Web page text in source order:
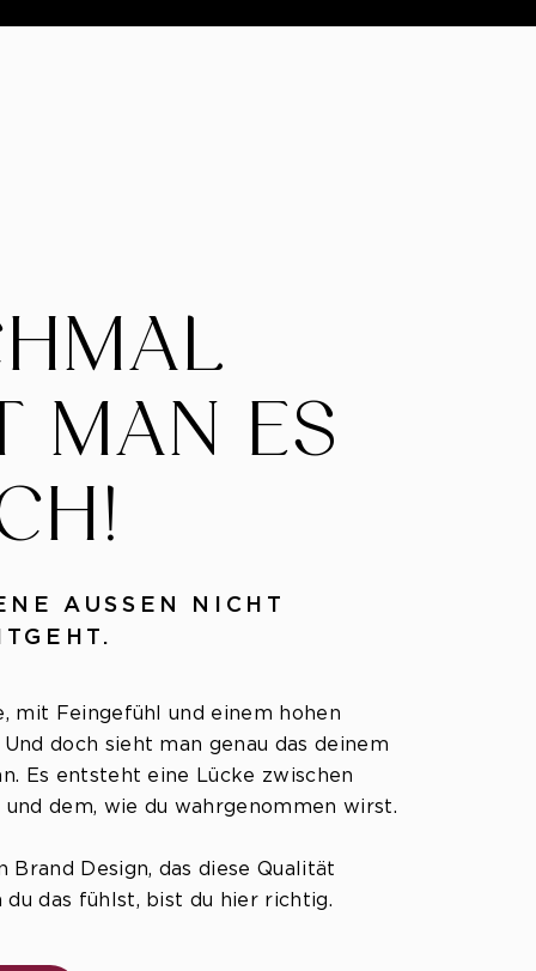
MAN ES
AUSSEN NICHT
mit Feingefühl und einem hohen
doch sieht man genau das deinem
Es entsteht eine Lücke zwischen
dem, wie du wahrgenommen wirst.
Brand Design, das diese Qualität
du das fühlst, bist du hier richtig.